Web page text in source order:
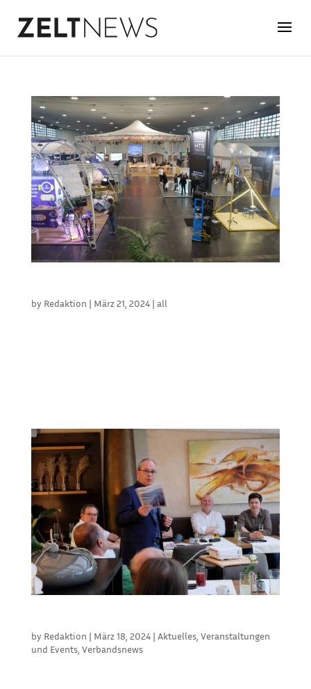
by Redaktion | März 21, 2024| all
by Redaktion | März 18, 2024| Aktuelles, Veranstaltungen
und Events, Verbandsnews